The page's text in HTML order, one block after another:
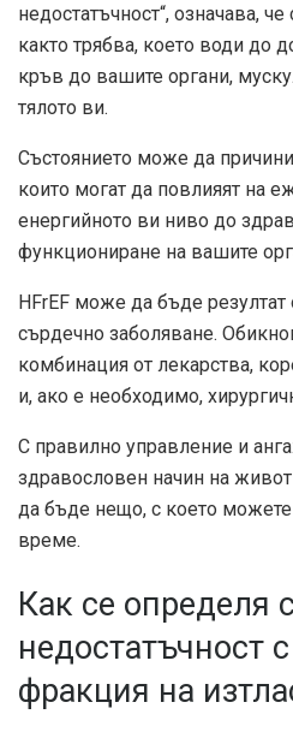
недостатъчност“, означава,
както трябва, което води до
кръв до вашите органи,
тялото ви.
Състоянието може да
които могат да повлияят на
енергийното ви ниво до
функциониране на вашите
HFrEF може да бъде резултат
сърдечно заболяване.
комбинация от лекарства,
и, ако е необходимо,
С правилно управление и
здравословен начин на
да бъде нещо, с което
време.
Как се определя
недостатъчност
фракция на